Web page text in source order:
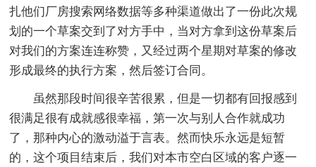
扎他们厂房搜索网络数据等多种渠道做出了一份此次规
划的一个草案交到了对方手中，当对方拿到这份草案后
对我们的方案连连称赞，又经过两个星期对草案的修改
形成最终的执行方案，然后签订合同。
虽然那段时间很辛苦很累，但是一切都有回报感到
很满足很有成就感很幸福，第一次与别人合作就成功
了，那种内心的激动溢于言表。然而快乐永远是短暂
的，这个项目结束后，我们对本市空白区域的客户逐一